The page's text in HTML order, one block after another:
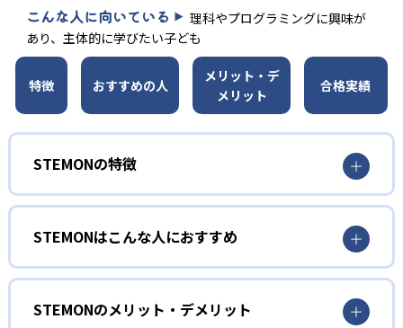
こんな人に向いている
理科やプログラミングに興味が
あり、主体的に学びたい子ども
特徴 おすすめの人
メリット・デ
メリット
合格実績
STEMONの特徴
1
ものづくり体験で問題解決力を養う
ものづくり体験を通して、「しる」「つくる」「ためす」
ながら学ぶことに時間をかける。子ども自身が課題を設定
STEMONはこんな人におすすめ
年中～年長
ものづくり体験を楽しみたい子ども
STEMONのメリット・デメリット